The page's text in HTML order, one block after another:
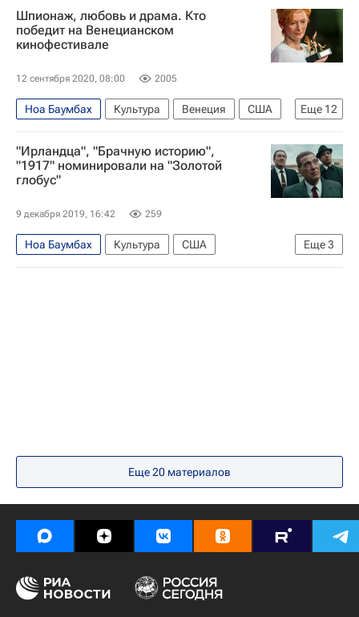
Бенджамин Стиллер
Аманда Сейфрид
Кинопоиск
Юлия Пересильд
Анна Меликян
Евгений Цыганов
Наоми Уоттс
Знаменитости
Александр Петров
что посмотреть
Карантин
Константин Хабенский
Шпионаж, любовь и драма. Кто
победит на Венецианском
кинофестивале
12 сентября 2020, 08:00 2005
Еще 12
Ноа Баумбах Культура Венеция
США
Венецианский кинофестиваль
Карл Маркс
Шайа Лабаф
Кейси Аффлек
Знаменитости
Юлия Высоцкая
Голливуд
фильмы недели
Италия Кино
"Ирландца", "Брачную историю",
"1917" номинировали на "Золотой
глобус"
9 декабря 2019, 16:42 259
Еще3
Ноа Баумбах Культура
США
Мартин Скорсезе
Золотой глобус
Еще20 материалов